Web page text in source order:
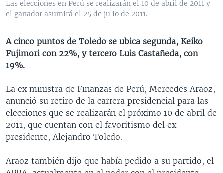
VENEZUELA
NICARAGUA
ECONOMÍA
TECNOLOGÍA
DEPORTES
MULTIMEDIA
FOTOGRAFÍA
AUDIOS
EL MUNDO AL DÍA
FORO INTERAMERICANO
LAS CLAVES
PANORAMA
RADIO
AVANCE INFORMATIVO
BUENOS DÍAS AMÉRICA
ESTADOS UNIDOS AL DÍA
EL MUNDO AL DÍA [RADIO]
DEPORTIVO INTERNACIONAL
DIRECT
Learning English
SÍGANOS
Las elecciones en Perú se realizarán el 10 de abril de 2011 y
el ganador asumirá el 25 de julio de 2011.
A cinco puntos de Toledo se ubica segunda, Keiko
Fujimori con 22%, y tercero Luis Castañeda, con
19%.
La ex ministra de Finanzas de Perú, Mercedes Araoz,
anunció su retiro de la carrera presidencial para las
elecciones que se realizarán el próximo 10 de abril de
2011, que cuentan con el favoritismo del ex
presidente, Alejandro Toledo.
Araoz también dijo que había pedido a su partido, el